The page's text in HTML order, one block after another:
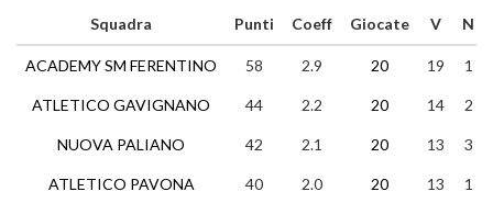
Squadra
ACADEMY SM FERENTINO
ATLETICO GAVIGNANO
NUOVA PALIANO
ATLETICO PAVONA
Punti Coeff Giocate V N
58 2.9 20 19 1
44 2.2 20 14 2
42 2.1 20 13 3
40 2.0 20 13 1